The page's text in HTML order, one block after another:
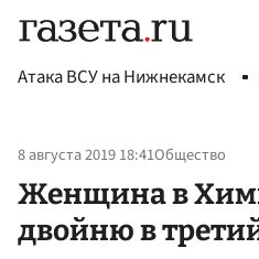
Атака ВСУ на Нижнекамск
8 августа 2019 18:41Общество
Женщина в
двойню в